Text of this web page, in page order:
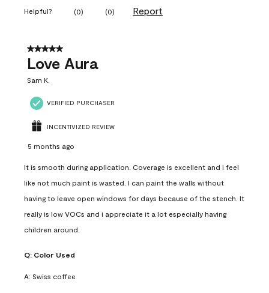
Helpful? (0) (0) Report
5 out of 5 stars.
Love Aura
Sam K.
VERIFIED PURCHASER
INCENTIVIZED REVIEW
5 months ago
It is smooth during application. Coverage is excellent and i feel
like not much paint is wasted. I can paint the walls without
having to leave open windows for days because of the stench. It
really is low VOCs and i appreciate it a lot especially having
children around.
Q: Color Used
A: Swiss coffee